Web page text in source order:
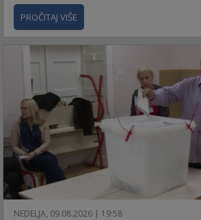
PROČITAJ VIŠE
NEDELJA, 09.08.2026 | 19:58